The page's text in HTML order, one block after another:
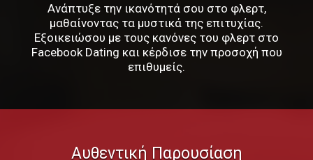
Ανάπτυξε την ικανότητά σου στο φλερτ,
μαθαίνοντας τα μυστικά της επιτυχίας.
Εξοικειώσου με τους κανόνες του φλερτ στο
Facebook Dating και κέρδισε την προσοχή που
επιθυμείς.
Αυθεντική Παρουσίαση